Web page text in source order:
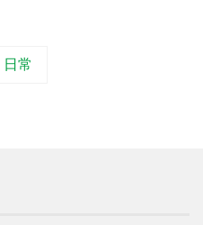
日常